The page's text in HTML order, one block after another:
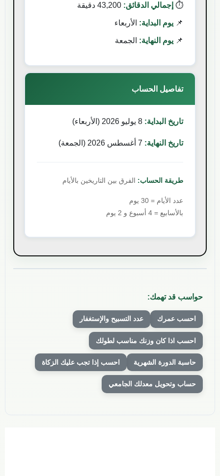
⏱️ إجمالي الدقائق: 43,200 دقيقة
📌 يوم البداية: الأربعاء
📌 يوم النهاية: الجمعة
تفاصيل الحساب
تاريخ البداية: 8 يوليو 2026 ( الأربعاء)
تاريخ النهاية: 7 أغسطس 2026 ( الجمعة)
طريقة الحساب: الفرق بين التاريخين بالأيام
عدد الأيام = 30 يوم
بالأسابيع = 4 أسبوع و 2 يوم
حواسب قد تهمك:
احسب عمرك عدد التسبيح والإستغفار
احسب اذا كان وزنك مناسب لطولك
حاسبة الدورة الشهرية احسب إذا تجب عليك الزكاة
حساب وتحويل معدلك الجامعي